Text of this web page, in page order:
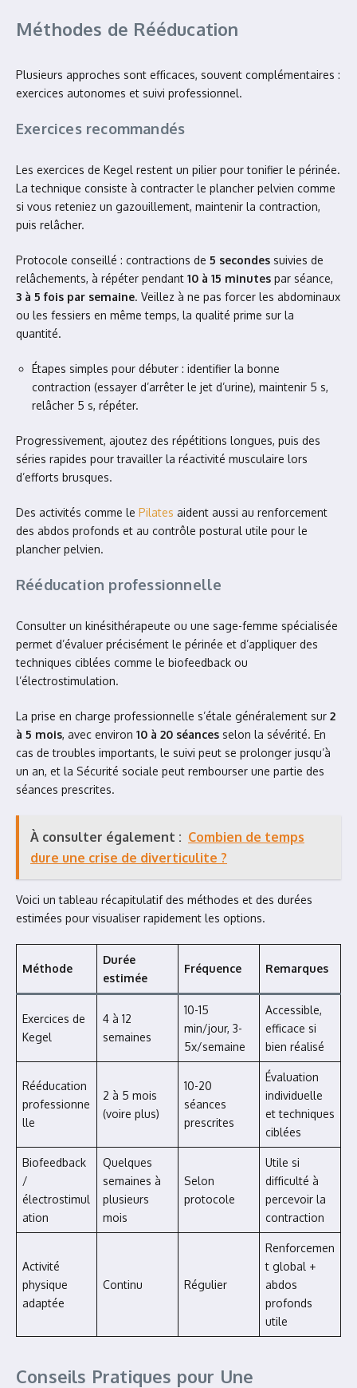
Méthodes de Rééducation
Plusieurs approches sont efficaces, souvent complémentaires :
exercices autonomes et suivi professionnel.
Exercices recommandés
Les exercices de Kegel restent un pilier pour tonifier le périnée.
La technique consiste à contracter le plancher pelvien comme
si vous reteniez un gazouillement, maintenir la contraction,
puis relâcher.
Protocole conseillé : contractions de 5 secondes suivies de
relâchements, à répéter pendant 10 à 15 minutes par séance,
3 à 5 fois par semaine. Veillez à ne pas forcer les abdominaux
ou les fessiers en même temps, la qualité prime sur la
quantité.
Étapes simples pour débuter : identifier la bonne
contraction (essayer d’arrêter le jet d’urine), maintenir 5 s,
relâcher 5 s, répéter.
Progressivement, ajoutez des répétitions longues, puis des
séries rapides pour travailler la réactivité musculaire lors
d’efforts brusques.
Des activités comme le Pilates aident aussi au renforcement
des abdos profonds et au contrôle postural utile pour le
plancher pelvien.
Rééducation professionnelle
Consulter un kinésithérapeute ou une sage-femme spécialisée
permet d’évaluer précisément le périnée et d’appliquer des
techniques ciblées comme le biofeedback ou
l’électrostimulation.
La prise en charge professionnelle s’étale généralement sur 2
à 5 mois, avec environ 10 à 20 séances selon la sévérité. En
cas de troubles importants, le suivi peut se prolonger jusqu’à
un an, et la Sécurité sociale peut rembourser une partie des
séances prescrites.
À consulter également : Combien de temps
dure une crise de diverticulite ?
Voici un tableau récapitulatif des méthodes et des durées
estimées pour visualiser rapidement les options.
Méthode
Durée
estimée
Fréquence Remarques
Exercices de
Kegel
4 à 12
semaines
10-15
min/jour, 3-
5x/semaine
Accessible,
efficace si
bien réalisé
Rééducation
professionne
lle
2 à 5 mois
(voire plus)
10-20
séances
prescrites
Évaluation
individuelle
et techniques
ciblées
Biofeedback
/
électrostimul
ation
Quelques
semaines à
plusieurs
mois
Selon
protocole
Utile si
difficulté à
percevoir la
contraction
Activité
physique
adaptée
Continu Régulier
Renforcemen
t global +
abdos
profonds
utile
Conseils Pratiques pour Une